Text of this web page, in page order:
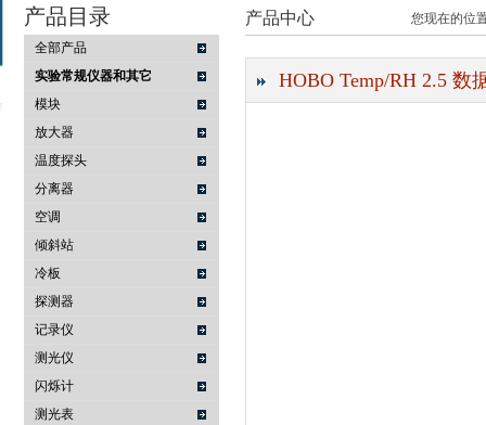
武汉提沃克科技有限公司
产品目录
全部产品
实验常规仪器和其它
模块
放大器
温度探头
分离器
空调
倾斜站
冷板
探测器
记录仪
测光仪
闪烁计
测光表
产品中心 您现在的位
HOBO Temp/RH 2.5 数